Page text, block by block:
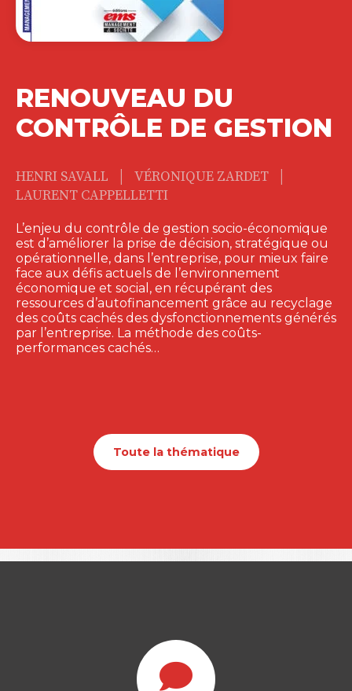
RENOUVEAU DU
CONTRÔLE DE GESTION
HENRI SAVALL VÉRONIQUE ZARDET
LAURENT CAPPELLETTI
L’enjeu du contrôle de gestion socio-économique
est d’améliorer la prise de décision, stratégique ou
opérationnelle, dans l’entreprise, pour mieux faire
face aux défis actuels de l’environnement
économique et social, en récupérant des
ressources d’autofinancement grâce au recyclage
des coûts cachés des dysfonctionnements générés
par l’entreprise. La méthode des coûts-
performances cachés…
Toute la thématique